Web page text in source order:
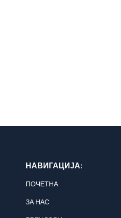
НАВИГАЦИЈА:
ПОЧЕТНА
ЗА НАС